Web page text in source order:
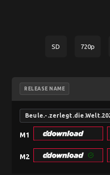
SD 720p
RELEASE NAME
Beule.-
M1
M2